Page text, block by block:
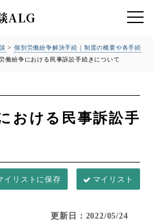
ALG
>個別労働紛争解決手続｜制度の概要や各手続
働紛争における民事訴訟手続きについて
おける民事訴訟手
マイリスト
更新日：2022/05/24